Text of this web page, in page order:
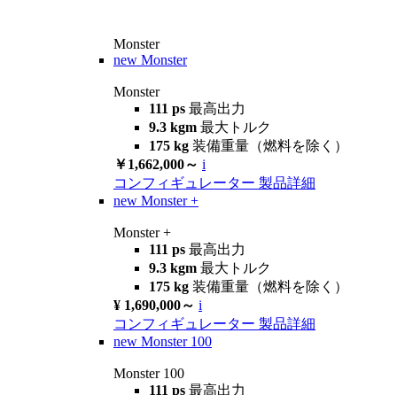
Monster
new Monster
Monster
111 ps 最高出力
9.3 kgm 最大トルク
175 kg 装備重量（燃料を除く）
￥1,662,000～ i
コンフィギュレーター 製品詳細
new Monster +
Monster +
111 ps 最高出力
9.3 kgm 最大トルク
175 kg 装備重量（燃料を除く）
¥ 1,690,000～ i
コンフィギュレーター 製品詳細
new Monster 100
Monster 100
111 ps 最高出力